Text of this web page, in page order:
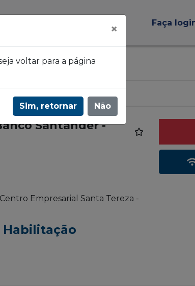
Faça
Santander -
Centro Empresarial Santa Tereza -
Habilitação
×
voltar para a página
Sim, retornar Não